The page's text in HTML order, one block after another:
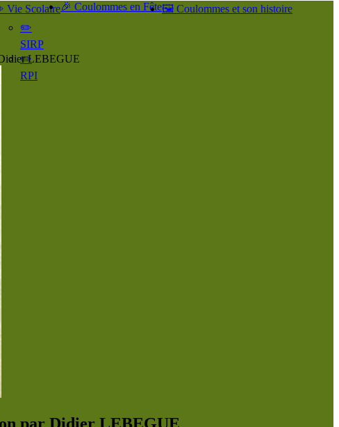
Vie Scolaire
✏️
SIRP
✏️
RPI
🎉 Coulommes en Fête🖼️ Coulommes et son histoire
LEBEGUE